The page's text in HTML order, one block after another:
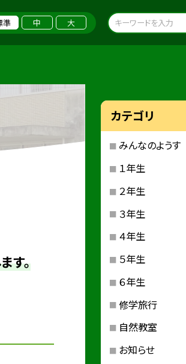
準 中 大
す。
カテゴリ
みんなのようす
１年生
２年生
３年生
４年生
５年生
６年生
修学旅行
自然教室
お知らせ